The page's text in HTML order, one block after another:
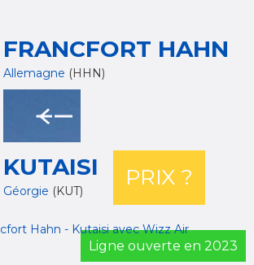
FRANCFORT HAHN
Allemagne (HHN)
KUTAISI
Géorgie (KUT)
PRIX ?
Hahn - Kutaisi avec Wizz Air
Ligne ouverte en 2023